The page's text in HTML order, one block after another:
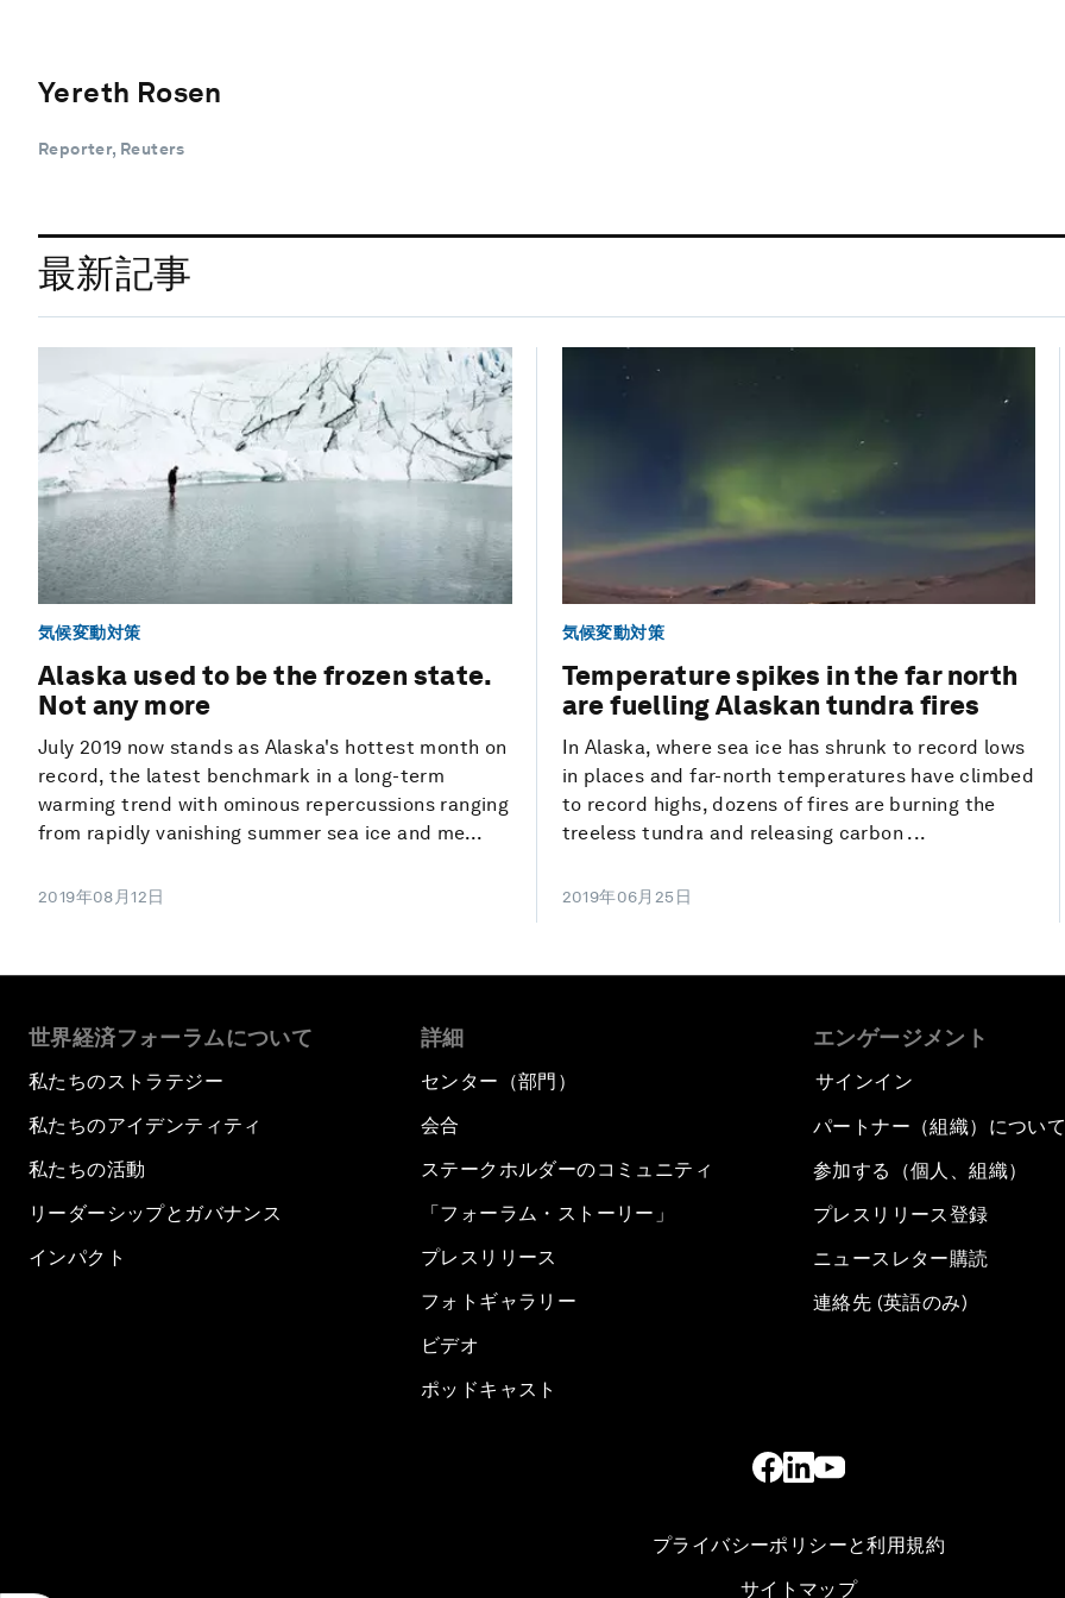
Yereth Rosen
Reporter, Reuters
最新記事
気候変動対策
Alaska used to be the frozen state.
Not any more
July 2019 now stands as Alaska's hottest month on
record, the latest benchmark in a long-term
warming trend with ominous repercussions ranging
from rapidly vanishing summer sea ice and me...
2019年08月12日
気候変動対策
Temperature spikes in the far north
are fuelling Alaskan tundra fires
In Alaska, where sea ice has shrunk to record lows
in places and far-north temperatures have climbed
to record highs, dozens of fires are burning the
treeless tundra and releasing carbon ...
2019年06月25日
世界経済フォーラムについて
私たちのストラテジー
私たちのアイデンティティ
私たちの活動
リーダーシップとガバナンス
インパクト
詳細
センター（部門）
会合
ステークホルダーのコミュニティ
「フォーラム・ストーリー」
プレスリリース
フォトギャラリー
ビデオ
ポッドキャスト
エンゲージメント
サインイン
パートナー（組織）につい
参加する（個人、組織）
プレスリリース登録
ニュースレター購読
連絡先 (英語のみ)
プライバシーポリシーと利用規約
サイトマップ